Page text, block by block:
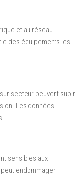
et au réseau
des équipements les
secteur peuvent subir
Les données
sensibles aux
endommager